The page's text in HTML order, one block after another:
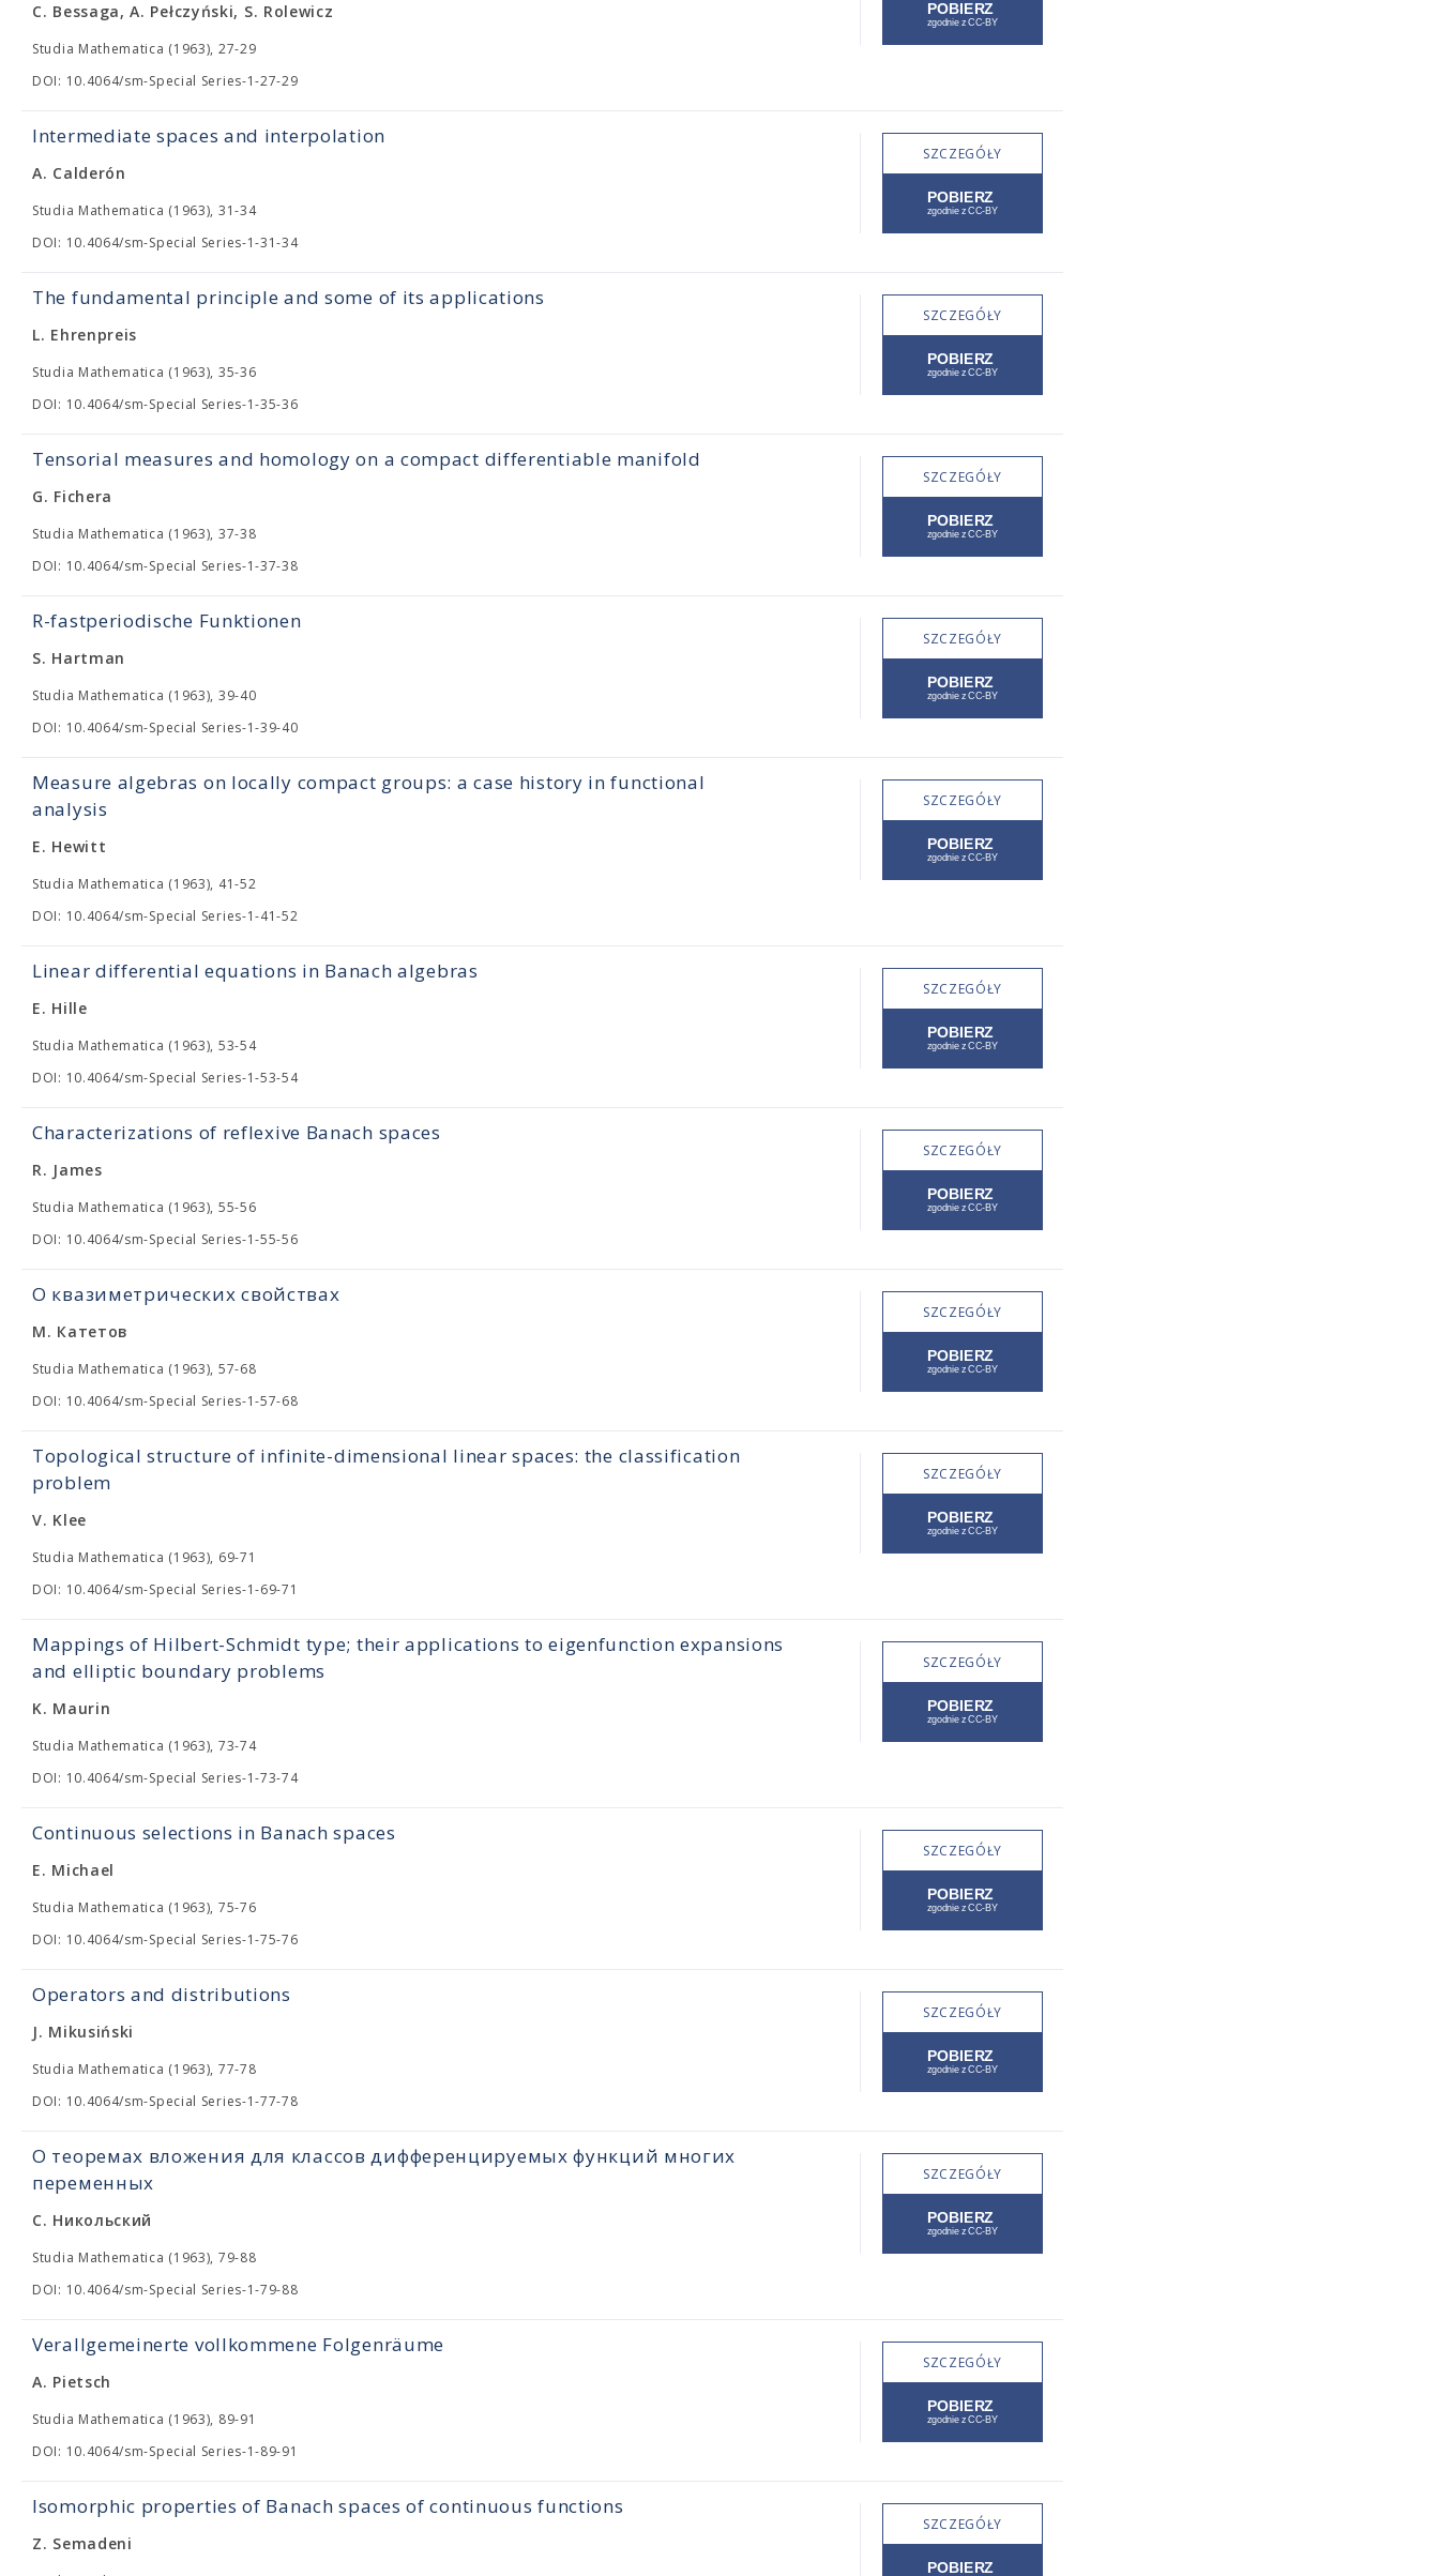
C. Bessaga, A. Pełczyński, S. Rolewicz
Studia Mathematica (1963), 27-29
DOI: 10.4064/sm-Special Series-1-27-29
Intermediate spaces and interpolation
A. Calderón
Studia Mathematica (1963), 31-34
DOI: 10.4064/sm-Special Series-1-31-34
SZCZEGÓŁY
The fundamental principle and some of its applications
L. Ehrenpreis
Studia Mathematica (1963), 35-36
DOI: 10.4064/sm-Special Series-1-35-36
SZCZEGÓŁY
Tensorial measures and homology on a compact differentiable manifold
G. Fichera
Studia Mathematica (1963), 37-38
DOI: 10.4064/sm-Special Series-1-37-38
SZCZEGÓŁY
R-fastperiodische Funktionen
S. Hartman
Studia Mathematica (1963), 39-40
DOI: 10.4064/sm-Special Series-1-39-40
SZCZEGÓŁY
Measure algebras on locally compact groups: a case history in functional
analysis
E. Hewitt
Studia Mathematica (1963), 41-52
DOI: 10.4064/sm-Special Series-1-41-52
SZCZEGÓŁY
Linear differential equations in Banach algebras
E. Hille
Studia Mathematica (1963), 53-54
DOI: 10.4064/sm-Special Series-1-53-54
SZCZEGÓŁY
Characterizations of reflexive Banach spaces
R. James
Studia Mathematica (1963), 55-56
DOI: 10.4064/sm-Special Series-1-55-56
SZCZEGÓŁY
О квазиметрических свойствах
М. Катетов
Studia Mathematica (1963), 57-68
DOI: 10.4064/sm-Special Series-1-57-68
SZCZEGÓŁY
Topological structure of infinite-dimensional linear spaces: the classification
problem
V. Klee
Studia Mathematica (1963), 69-71
DOI: 10.4064/sm-Special Series-1-69-71
SZCZEGÓŁY
Mappings of Hilbert-Schmidt type; their applications to eigenfunction expansions
and elliptic boundary problems
K. Maurin
Studia Mathematica (1963), 73-74
DOI: 10.4064/sm-Special Series-1-73-74
SZCZEGÓŁY
Continuous selections in Banach spaces
E. Michael
Studia Mathematica (1963), 75-76
DOI: 10.4064/sm-Special Series-1-75-76
SZCZEGÓŁY
Operators and distributions
J. Mikusiński
Studia Mathematica (1963), 77-78
DOI: 10.4064/sm-Special Series-1-77-78
SZCZEGÓŁY
О теоремах вложения для классов дифференцируемых функций многих
переменных
С. Никольский
Studia Mathematica (1963), 79-88
DOI: 10.4064/sm-Special Series-1-79-88
SZCZEGÓŁY
Verallgemeinerte vollkommene Folgenräume
A. Pietsch
Studia Mathematica (1963), 89-91
DOI: 10.4064/sm-Special Series-1-89-91
SZCZEGÓŁY
Isomorphic properties of Banach spaces of continuous functions
Z. Semadeni
SZCZEGÓŁY